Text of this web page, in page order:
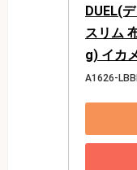
DUEL(
スリム
g) イカ
A1626-